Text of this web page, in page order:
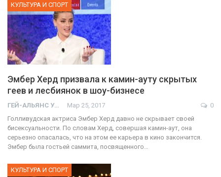
КУЛЬТУРА И СПОРТ
Эмбер Херд призвала к камин-ауту скрытых
геев и лесбиянок в шоу-бизнесе
ГЕЙ-АЛЬЯНС УКРАИНА Мар 25, 2017
0
Голливудская актриса Эмбер Херд давно не скрывает своей
бисексуальности. По словам Херд, совершая камин-аут, она
серьезно опасалась, что на этом ее карьера в кино закончится.
Эмбер была гостьей саммита, посвященного…
КУЛЬТУРА И СПОРТ